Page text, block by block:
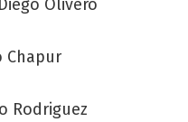
Olivero
Chapur
Rodriguez